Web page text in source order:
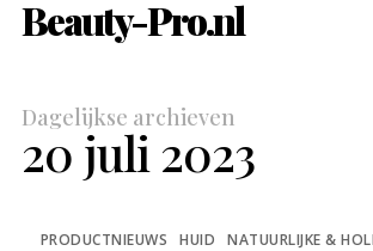
Beauty-Pro.nl
Dagelijkse archieven
20 juli 2023
PRODUCTNIEUWS HUID NATUURLIJKE &